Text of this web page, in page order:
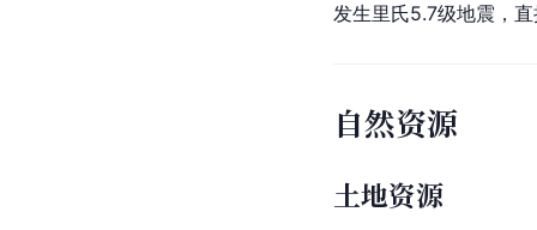
发生里氏5.7级地震，
自然资源
土地资源